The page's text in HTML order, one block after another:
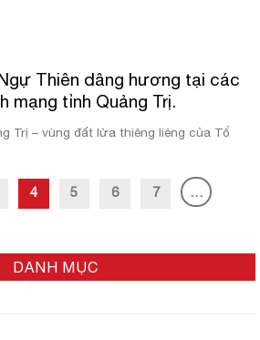
Thiên dâng hương tại các
mạng tỉnh Quảng Trị.
Trị – vùng đất lửa thiêng liêng của Tổ
4 5 6 7
…
DANH MỤC